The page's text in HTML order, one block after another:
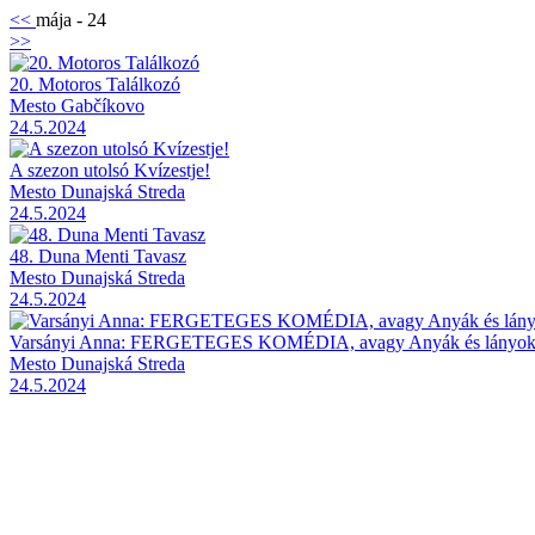
<< mája - 24
>>
20. Motoros Találkozó
Mesto Gabčíkovo
24.5.2024
A szezon utolsó Kvízestje!
Mesto Dunajská Streda
24.5.2024
48. Duna Menti Tavasz
Mesto Dunajská Streda
24.5.2024
Varsányi Anna: FERGETEGES KOMÉDIA, avagy Anyák és lányok
Mesto Dunajská Streda
24.5.2024